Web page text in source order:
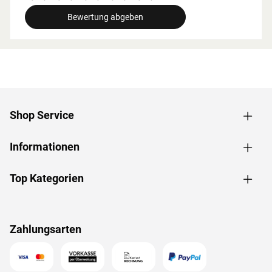
breite beachtet werden.
Grundausstattung
das Sauna-Erlebnis besonders bequem. Folgende
Saunabänke werden mitgeliefert: 2 Liegen, jeweils ca. 57
Eckeinstieg: Besonders gut eignet sie sich für kleine
nahezu jeden Raum integrierbar - äußerst kompakt und
platzsparend.
rechts oder links positioniert werden.
integrierten LED-Lampen zaubert harmonisches Licht um
Bewertung abgeben
Shop Service
Informationen
Top Kategorien
Zahlungsarten